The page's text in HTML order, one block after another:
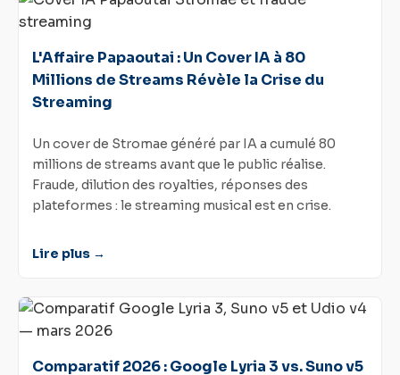
L'Affaire Papaoutai : Un Cover IA à 80
Millions de Streams Révèle la Crise du
Streaming
Un cover de Stromae généré par IA a cumulé 80
millions de streams avant que le public réalise.
Fraude, dilution des royalties, réponses des
plateformes : le streaming musical est en crise.
Lire plus →
Comparatif 2026 : Google Lyria 3 vs. Suno v5